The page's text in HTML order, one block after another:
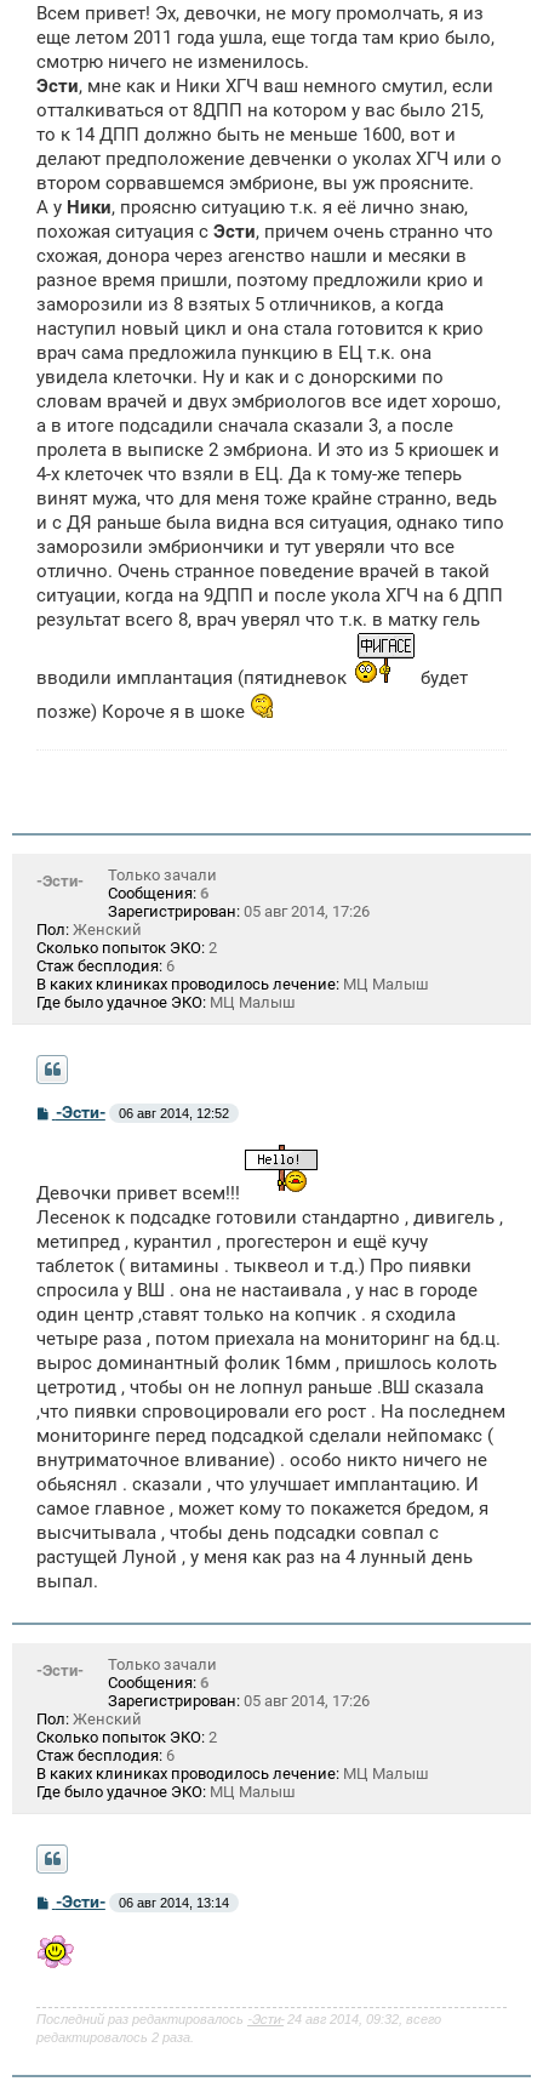
б
щ
н
и
Всем привет! Эх, девочки, не могу промолчать, я из
еще летом 2011 года ушла, еще тогда там крио было,
смотрю ничего не изменилось.
Эсти, мне как и Ники ХГЧ ваш немного смутил, если
отталкиваться от 8ДПП на котором у вас было 215,
то к 14 ДПП должно быть не меньше 1600, вот и
делают предположение девченки о уколах ХГЧ или о
втором сорвавшемся эмбрионе, вы уж проясните.
А у Ники, проясню ситуацию т.к. я её лично знаю,
похожая ситуация с Эсти, причем очень странно что
схожая, донора через агенство нашли и месяки в
разное время пришли, поэтому предложили крио и
заморозили из 8 взятых 5 отличников, а когда
наступил новый цикл и она стала готовится к крио
врач сама предложила пункцию в ЕЦ т.к. она
увидела клеточки. Ну и как и с донорскими по
словам врачей и двух эмбриологов все идет хорошо,
а в итоге подсадили сначала сказали 3, а после
пролета в выписке 2 эмбриона. И это из 5 криошек и
4-х клеточек что взяли в ЕЦ. Да к тому-же теперь
винят мужа, что для меня тоже крайне странно, ведь
и с ДЯ раньше была видна вся ситуация, однако типо
заморозили эмбриончики и тут уверяли что все
отлично. Очень странное поведение врачей в такой
ситуации, когда на 9ДПП и после укола ХГЧ на 6 ДПП
результат всего 8, врач уверял что т.к. в матку гель
вводили имплантация (пятидневок
будет
позже) Короче я в шоке
-Эсти-
Только зачали
Сообщения: 6
Зарегистрирован: 05 авг 2014, 17:26
Пол: Женский
Сколько попыток ЭКО: 2
Стаж бесплодия: 6
В каких клиниках проводилось лечение: МЦ Малыш
Где было удачное ЭКО: МЦ Малыш
С
о
е
н
и
е
-Эсти- 06 авг 2014, 12:52
Девочки привет всем!!!
Лесенок к подсадке готовили стандартно , дивигель ,
метипред , курантил , прогестерон и ещё кучу
таблеток ( витамины . тыквеол и т.д.) Про пиявки
спросила у ВШ . она не настаивала , у нас в городе
один центр ,ставят только на копчик . я сходила
четыре раза , потом приехала на мониторинг на 6д.ц.
вырос доминантный фолик 16мм , пришлось колоть
цетротид , чтобы он не лопнул раньше .ВШ сказала
,что пиявки спровоцировали его рост . На последнем
мониторинге перед подсадкой сделали нейпомакс (
внутриматочное вливание) . особо никто ничего не
обьяснял . сказали , что улучшает имплантацию. И
самое главное , может кому то покажется бредом, я
высчитывала , чтобы день подсадки совпал с
растущей Луной , у меня как раз на 4 лунный день
выпал.
-Эсти-
Только зачали
Сообщения: 6
Зарегистрирован: 05 авг 2014, 17:26
Пол: Женский
Сколько попыток ЭКО: 2
Стаж бесплодия: 6
В каких клиниках проводилось лечение: МЦ Малыш
Где было удачное ЭКО: МЦ Малыш
С
о
о
б
щ
и
е
-Эсти- 06 авг 2014, 13:14
Последний раз редактировалось -Эсти-24 авг 2014, 09:32, всего
редактировалось 2 раза.